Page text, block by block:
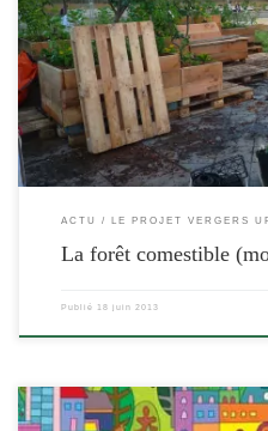
[…]
ACTU LE PROJET VERGERS
La forêt comestible
Publié 18 juin 2013